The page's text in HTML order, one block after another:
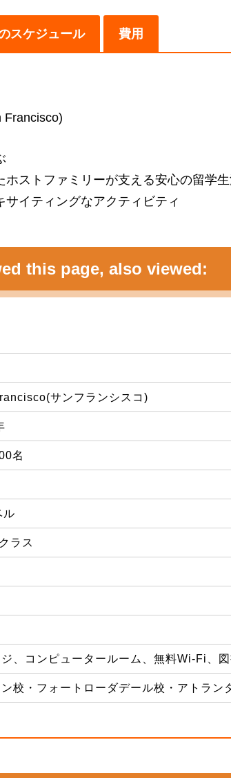
スケジュール 費用
Francisco)
ホストファミリーが支える安心の留学
サイティングなアクティビティ
this page, also viewed:
サンフランシスコ)
名
ル
ラス
、コンピュータールーム、無料Wi-Fi、
校・フォートローダデール校・アトラ